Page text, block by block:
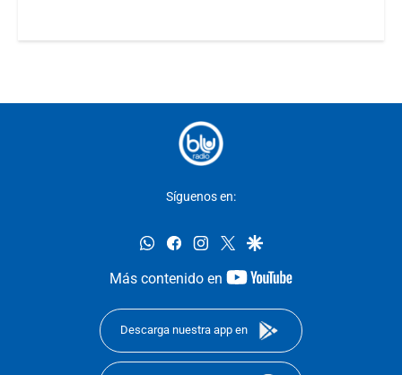
Síguenos en:
whatsappfacebookinstagram
twittergoogle
Más contenido en
youtube-
Descarga nuestra app en